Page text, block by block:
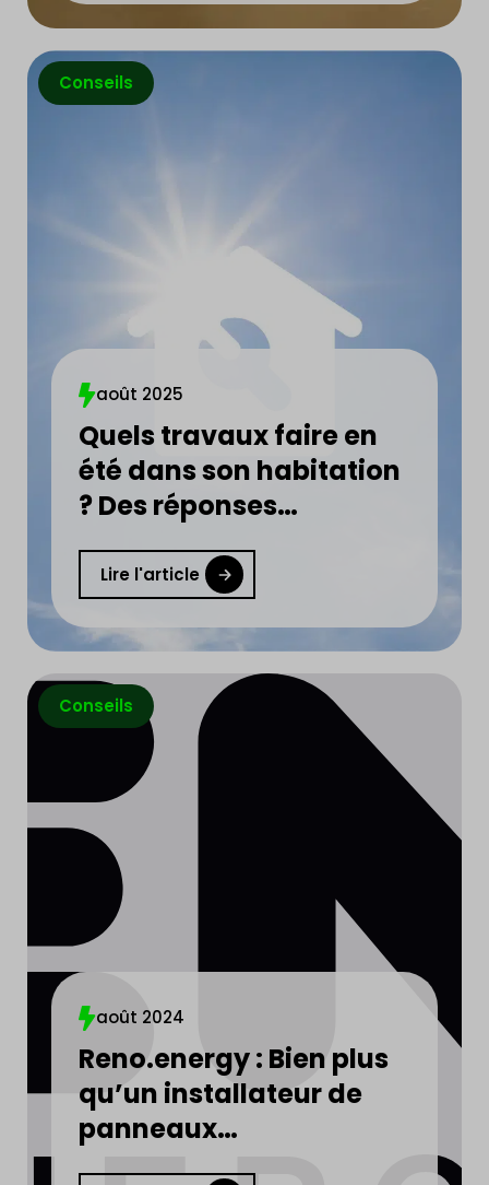
Conseils
août 2025
Quels travaux faire en
été dans son habitation
? Des réponses
concrètes et utiles en
moins de 5 min !
Lire l'article
Conseils
août 2024
Reno.energy : Bien plus
qu’un installateur de
panneaux
photovoltaïques